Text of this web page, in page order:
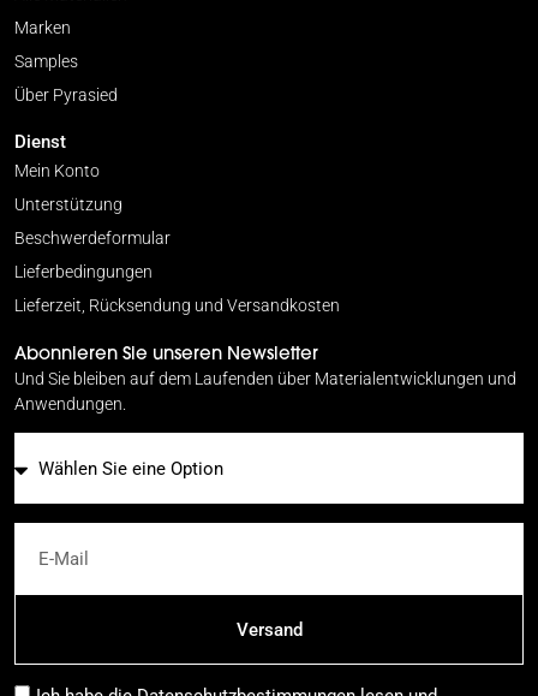
Marken
Samples
Über Pyrasied
Dienst
Mein Konto
Unterstützung
Beschwerdeformular
Lieferbedingungen
Lieferzeit, Rücksendung und Versandkosten
Abonnieren Sie unseren Newsletter
Und Sie bleiben auf dem Laufenden über Materialentwicklungen und
Anwendungen.
Versand